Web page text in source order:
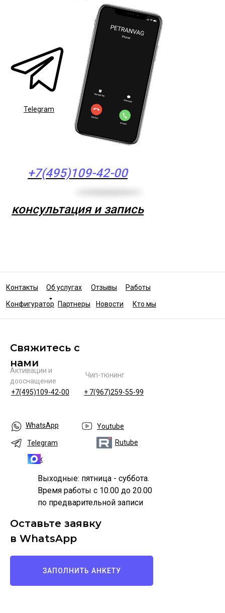
Кто мы
Конфигуратор
Отзывы
Telegram
Об услугах
+7(495)109-42-00
консультация и запись
Работы
Партнеры Новости
Контакты
Чип-тюнинг
+ 7(967)259-55-99
Активации и
дооснащение
Оставьте заявку
в WhatsApp
Свяжитесь с
нами
ЗАПОЛНИТЬ АНКЕТУ
WhatsApp
Telegram
Max
+7(495)109-42-00
Youtube
Rutube
Выходные: пятница - суббота.
Время работы с 10.00 до 20.00
по предварительной записи